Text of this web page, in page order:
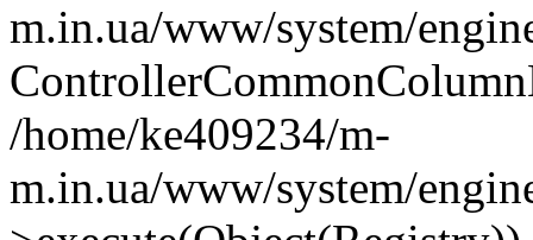
m.in.ua/www/system/
/home/ke409234/m-
m.in.ua/www/system/